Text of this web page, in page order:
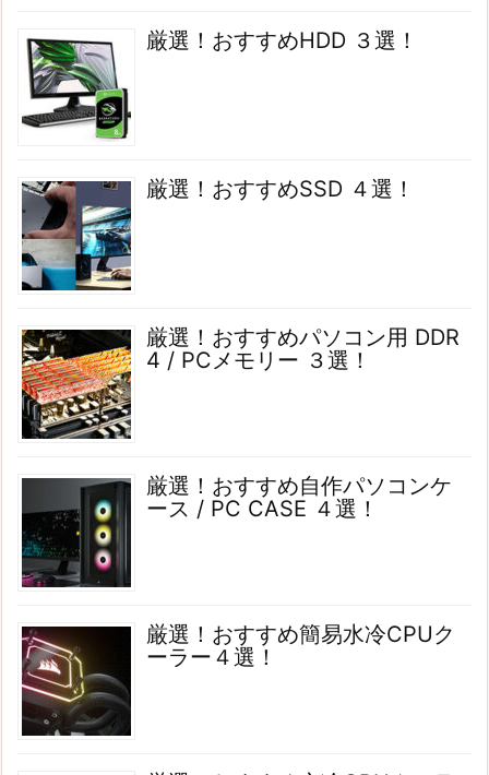
厳選！おすすめHDD ３選！
厳選！おすすめSSD ４選！
厳選！おすすめパソコン用 DDR
4 / PCメモリー ３選！
厳選！おすすめ自作パソコンケ
ース / PC CASE ４選！
厳選！おすすめ簡易水冷CPUク
ーラー４選！